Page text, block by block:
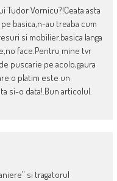
Tudor Vornicu?!Ceata asta
basica,n-au treaba cum
si mobilier.basica langa
face.Pentru mine tvr
puscarie pe acolo,gaura
o platim este un
si-o data!.Bun articolul.
si tragatorul